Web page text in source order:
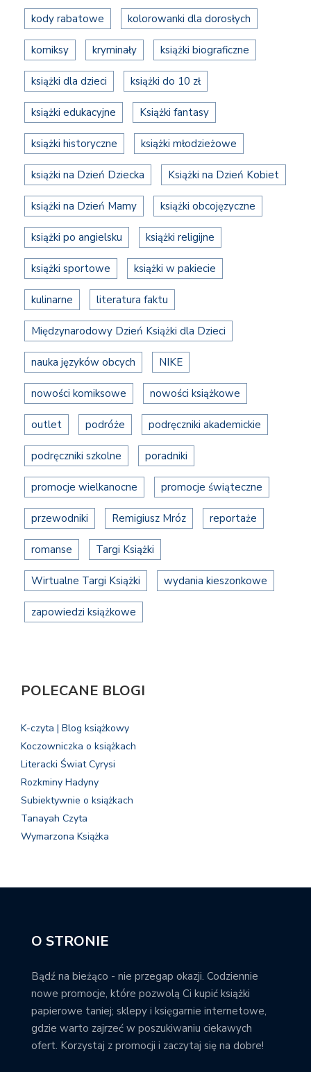
kody rabatowe kolorowanki dla dorosłych
komiksy kryminały książki biograficzne
książki dla dzieci książki do 10 zł
książki edukacyjne Książki fantasy
książki historyczne książki młodzieżowe
książki na Dzień Dziecka Książki na Dzień Kobiet
książki na Dzień Mamy książki obcojęzyczne
książki po angielsku książki religijne
książki sportowe książki w pakiecie
kulinarne literatura faktu
Międzynarodowy Dzień Książki dla Dzieci
nauka języków obcych NIKE
nowości komiksowe nowości książkowe
outlet podróże podręczniki akademickie
podręczniki szkolne poradniki
promocje wielkanocne promocje świąteczne
przewodniki Remigiusz Mróz reportaże
romanse Targi Książki
Wirtualne Targi Książki wydania kieszonkowe
zapowiedzi książkowe
POLECANE BLOGI
K-czyta | Blog książkowy
Koczowniczka o książkach
Literacki Świat Cyrysi
Rozkminy Hadyny
Subiektywnie o książkach
Tanayah Czyta
Wymarzona Książka
O STRONIE
Bądź na bieżąco - nie przegap okazji. Codziennie
nowe promocje, które pozwolą Ci kupić książki
papierowe taniej; sklepy i księgarnie internetowe,
gdzie warto zajrzeć w poszukiwaniu ciekawych
ofert. Korzystaj z promocji i zaczytaj się na dobre!